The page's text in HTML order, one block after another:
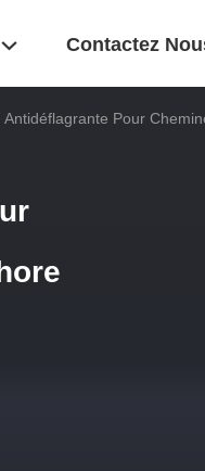
Contactez
Pour